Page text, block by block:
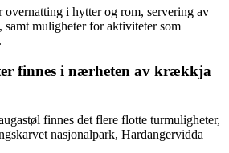
i hytter og rom, servering av
samt muligheter for aktiviteter som
finnes i nærheten av krækkja
finnes det flere flotte turmuligheter,
nasjonalpark, Hardangervidda